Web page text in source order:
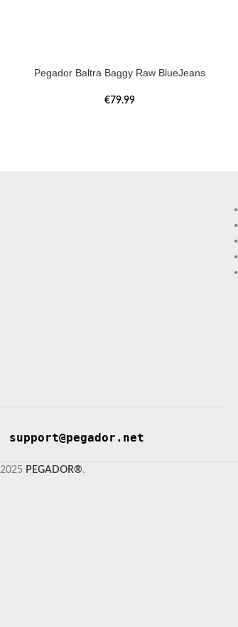
Pegador Baltra Baggy Raw BlueJeans
€79.99
support@pegador.net
2025 PEGADOR®.